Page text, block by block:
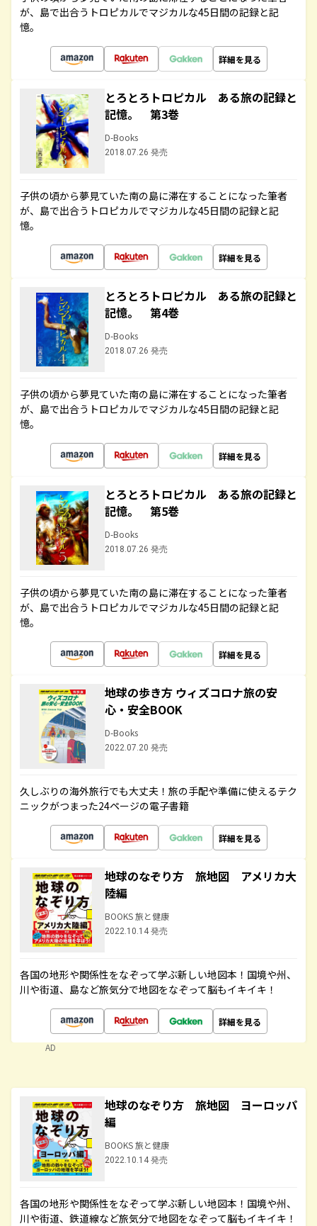
が、島で出合うトロピカルでマジカルな45日間の記録と記
憶。
詳細を見る
とろとろトロピカル ある旅の記録と
記憶。 第3巻
D-Books
2018.07.26 発売
子供の頃から夢見ていた南の島に滞在することになった筆者
が、島で出合うトロピカルでマジカルな45日間の記録と記
憶。
詳細を見る
とろとろトロピカル ある旅の記録と
記憶。 第4巻
D-Books
2018.07.26 発売
子供の頃から夢見ていた南の島に滞在することになった筆者
が、島で出合うトロピカルでマジカルな45日間の記録と記
憶。
詳細を見る
とろとろトロピカル ある旅の記録と
記憶。 第5巻
D-Books
2018.07.26 発売
子供の頃から夢見ていた南の島に滞在することになった筆者
が、島で出合うトロピカルでマジカルな45日間の記録と記
憶。
詳細を見る
地球の歩き方 ウィズコロナ旅の安
心・安全BOOK
D-Books
2022.07.20 発売
久しぶりの海外旅行でも大丈夫！旅の手配や準備に使えるテク
ニックがつまった24ページの電子書籍
詳細を見る
地球のなぞり方 旅地図 アメリカ大
陸編
BOOKS 旅と健康
2022.10.14 発売
各国の地形や関係性をなぞって学ぶ新しい地図本！国境や州、
川や街道、島など旅気分で地図をなぞって脳もイキイキ！
詳細を見る
AD
地球のなぞり方 旅地図 ヨーロッパ
編
BOOKS 旅と健康
2022.10.14 発売
各国の地形や関係性をなぞって学ぶ新しい地図本！国境や州、
川や街道、鉄道線など旅気分で地図をなぞって脳もイキイキ！